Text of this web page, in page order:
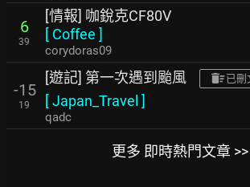
6
39
[情報] 咖銳克CF80V
[ Coffee ]
corydoras09
-15
19
[遊記] 第一次遇到颱風 已刪
[Japan_Travel ]
qadc
更多 即時熱門文章 >>